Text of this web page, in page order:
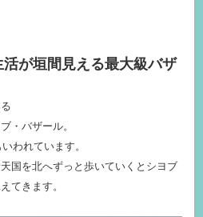
が垣間見える最大級バザ
・バザール。
われています。
国を北へずっと歩いていくとシヨブ
てきます。